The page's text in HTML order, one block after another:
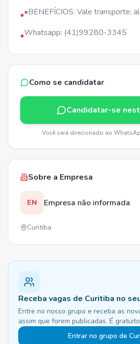
••BENEFÍCIOS: Vale transporte,
•Whatsapp: (41)99280-3345
Como se candidatar
Candidatar-se
Você será direcionado ao
Sobre a Empresa
EN Empresa não informada
Curitiba
Receba vagas de Curitiba no
Entre no nosso grupo e receba as
assim que forem publicadas. É
Entrar no grupo de